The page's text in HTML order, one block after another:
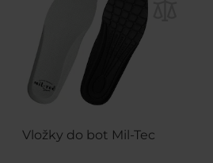
Vložky do bot Mil-Tec